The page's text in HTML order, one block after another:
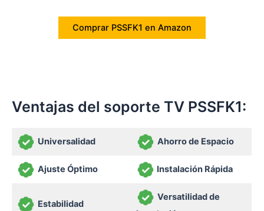
Comprar PSSFK1 en Amazon
Ventajas del soporte TV PSSFK1:
Universalidad Ahorro de Espacio
Ajuste Óptimo Instalación Rápida
Estabilidad
Versatilidad de